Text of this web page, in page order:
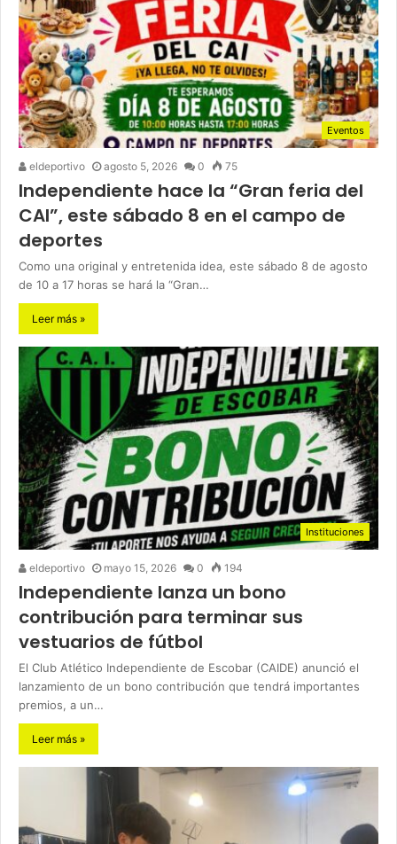
Eventos
eldeportivo agosto 5, 2026 0 75
Independiente hace la “Gran feria del
CAI”, este sábado 8 en el campo de
deportes
Como una original y entretenida idea, este sábado 8 de agosto
de 10 a 17 horas se hará la “Gran…
Leer más »
Instituciones
eldeportivo mayo 15, 2026 0 194
Independiente lanza un bono
contribución para terminar sus
vestuarios de fútbol
El Club Atlético Independiente de Escobar (CAIDE) anunció el
lanzamiento de un bono contribución que tendrá importantes
premios, a un…
Leer más »